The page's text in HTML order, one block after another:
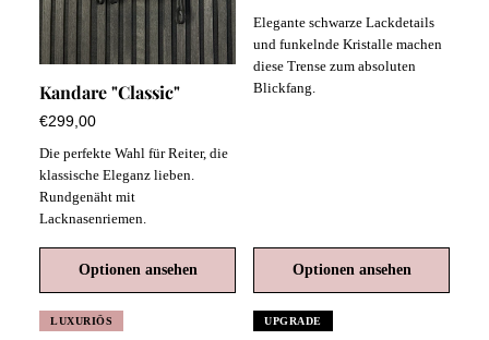
Kandare "Classic"
€299,00
Die perfekte Wahl für Reiter, die
klassische Eleganz lieben.
Rundgenäht mit
Lacknasenriemen.
Optionen ansehen
Elegante schwarze Lackdetails
und funkelnde Kristalle machen
diese Trense zum absoluten
Blickfang.
Optionen ansehen
LUXURIÖS UPGRADE